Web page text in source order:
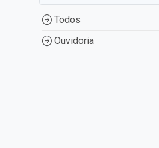
Todos
Ouvidoria